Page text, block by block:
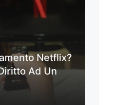
Netflix?
Ad Un